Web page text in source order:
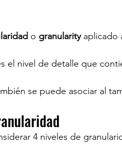
o granularity aplicado
el nivel de detalle que
se puede asociar al
4 niveles de